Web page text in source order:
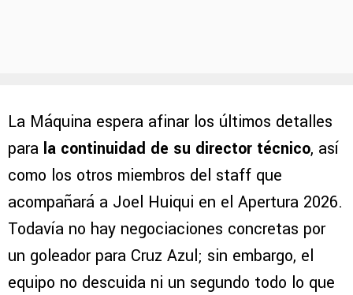
La Máquina espera afinar los últimos detalles
para la continuidad de su director técnico, así
como los otros miembros del staff que
acompañará a Joel Huiqui en el Apertura 2026.
Todavía no hay negociaciones concretas por
un goleador para Cruz Azul; sin embargo, el
equipo no descuida ni un segundo todo lo que